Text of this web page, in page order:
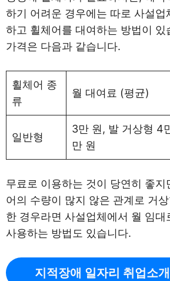
하기 어려운 경우에는 따로 사설업
하고 휠체어를 대여하는 방법이 있
가격은 다음과 같습니다.
휠체어 종
류
월 대여료 (평균)
일반형
3만 원, 발 거상형 4
만 원
무료로 이용하는 것이 당연히 좋지
어의 수량이 많지 않은 관계로 거
한 경우라면 사설업체에서 월 임대
사용하는 방법도 있습니다.
지적장애 일자리 취업소